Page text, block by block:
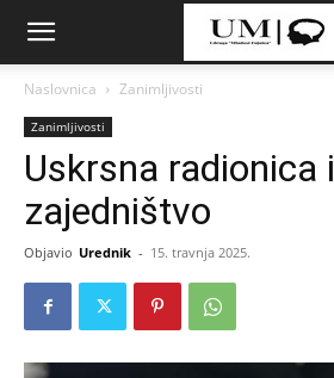
Naslovnica Zanimljivosti
Zanimljivosti
Uskrsna radionica i
zajedništvo
Objavio Urednik - 15. travnja 2025.